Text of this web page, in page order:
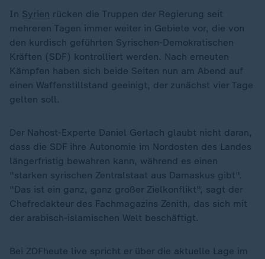
In Syrien rücken die Truppen der Regierung seit
mehreren Tagen immer weiter in Gebiete vor, die von
den kurdisch geführten Syrischen-Demokratischen
Kräften (SDF) kontrolliert werden. Nach erneuten
Kämpfen haben sich beide Seiten nun am Abend auf
einen Waffenstillstand geeinigt, der zunächst vier Tage
gelten soll.
Der Nahost-Experte Daniel Gerlach glaubt nicht daran,
dass die SDF ihre Autonomie im Nordosten des Landes
längerfristig bewahren kann, während es einen
"starken syrischen Zentralstaat aus Damaskus gibt".
"Das ist ein ganz, ganz großer Zielkonflikt", sagt der
Chefredakteur des Fachmagazins Zenith, das sich mit
der arabisch-islamischen Welt beschäftigt.
Bei ZDFheute live spricht er über die aktuelle Lage im